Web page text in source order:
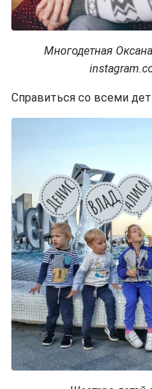
Многодетная
Справиться со всеми